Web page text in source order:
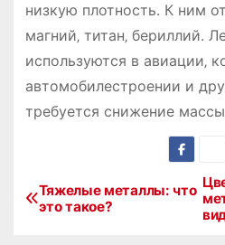
низкую плотность. К ним
магний‚ титан‚ бериллий.
используются в авиации‚
автомобилестроении и
требуется снижение
НТяжелые металлы: что
это такое?